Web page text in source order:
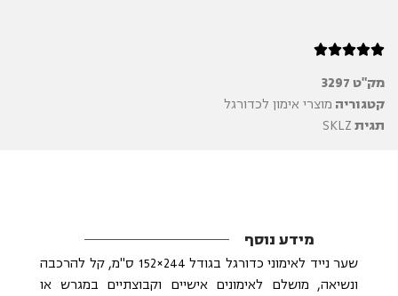





מק"ט3297
קטגוריה מוצרי אימון לכדורגל
תגיתSKLZ
מידע נוסף
שער נייד לאימוני כדורגל בגודל 244×152 ס"מ, קל להרכבה
ונשיאה, מושלם לאימונים אישיים וקבוצתיים במגרש או